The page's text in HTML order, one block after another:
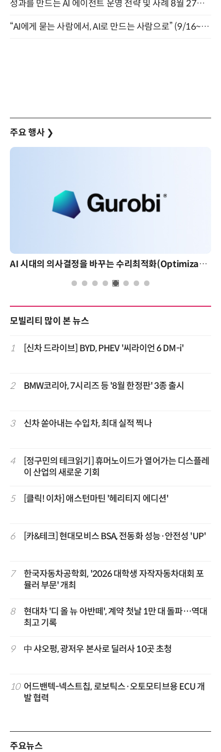
성과를 만드는 AI 에이전트 운영 전략 및 사례 8월 27일 개최
“AI에게 묻는 사람에서, AI로 만드는 사람으로” (9/16~17)
주요 행사 ❯
AI 시대의 의사결정을 바꾸는 수리최적화(Optimization): 실제 산업 적용 사례와 활용 전략
모빌리티 많이 본 뉴스
1 [신차 드라이브] BYD, PHEV '씨라이언 6 DM-i'
2 BMW코리아, 7시리즈 등 '8월 한정판' 3종 출시
3 신차 쏟아내는 수입차, 최대 실적 찍나
4
[정구민의 테크읽기] 휴머노이드가 열어가는 디스플레
이 산업의 새로운 기회
5 [클릭! 이차] 애스턴마틴 '헤리티지 에디션'
6 [카&테크] 현대모비스 BSA, 전동화 성능·안전성 'UP'
7
한국자동차공학회, '2026 대학생 자작자동차대회 포
뮬러 부문' 개최
8
현대차 '디 올 뉴 아반떼', 계약 첫날 1만 대 돌파…역대
최고 기록
9 中 샤오펑, 광저우 본사로 딜러사 10곳 초청
10 어드밴텍-넥스트칩, 로보틱스·오토모티브용 ECU 개
발 협력
주요뉴스